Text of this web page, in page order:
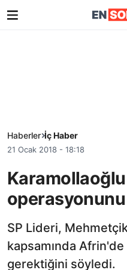
Haberler İç Haber
21 Ocak 2018 - 18:18
SP Lideri,
kapsamında
gerektiğini söyledi.